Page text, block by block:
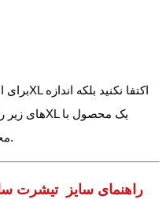
محصول دیگر ممکن است متفاوت باشد.
راهنمای سایز تیشرت